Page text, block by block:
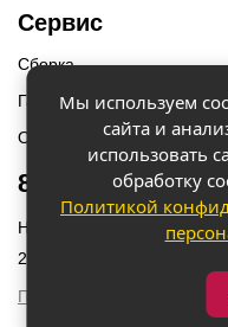
Сервис
Сборка
Гарантии
Оплата и доставка
8 (918) 087-12-00
Наш адрес: г. Краснодар,
2023 © «Мебель 2x2» Все
Политика
Мы используем
сайта и
использовать
обработку
Политикой